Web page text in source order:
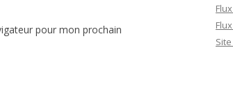
pour mon prochain